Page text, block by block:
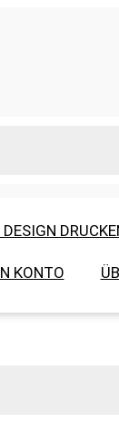
DESIGN
KONTO